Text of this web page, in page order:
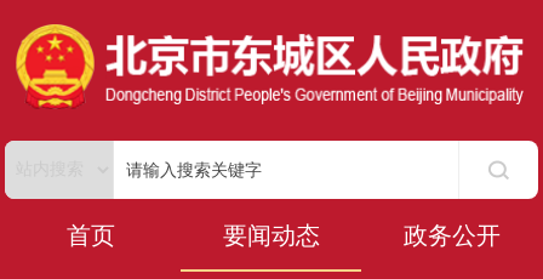
首页 要闻动态 政务公开